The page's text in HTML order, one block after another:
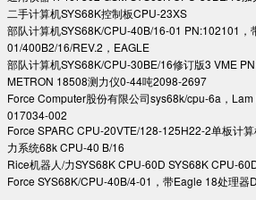
二手计算机SYS68K控制板CPU-23XS
部队计算机SYS68K/CPU-40B/16-01 PN:102101，
01/400B2/16/REV.2，EAGLE
部队计算机SYS68K/CPU-30BE/16修订版3 VME
METRON 18508测力仪0-44吨2098-2697
Force Computer股份有限公司sys68k/cpu-6a，
017034-002
Force SPARC CPU-20VTE/128-125H22-2单板计
力系统68k CPU-40 B/16
Rice机器人/力SYS68K CPU-60D SYS68K CPU-
Force SYS68K/CPU-40B/4-01，带Eagle 18处理器